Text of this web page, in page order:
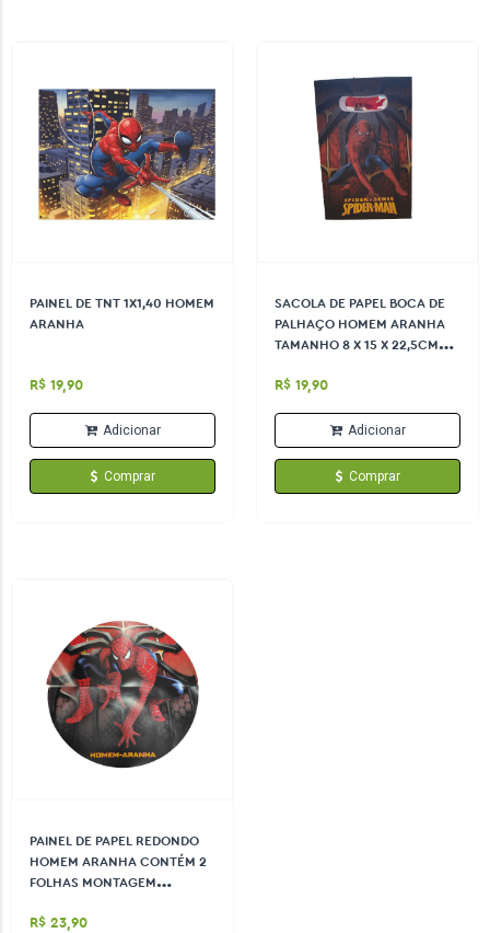
PAINEL DE TNT 1X1,40 HOMEM
ARANHA
R$ 19,90
Adicionar
Comprar
SACOLA DE PAPEL BOCA DE
PALHAÇO HOMEM ARANHA
TAMANHO 8 X 15 X 22,5CM
R$ 19,90
Adicionar
Comprar
PAINEL DE PAPEL REDONDO
HOMEM ARANHA CONTÉM 2
FOLHAS MONTAGEM
R$ 23,90